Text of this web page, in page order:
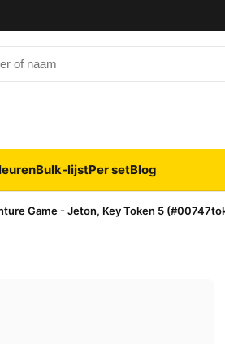
of naam
Bulk-lijstPer setBlog
Game - Jeton, Key Token 5